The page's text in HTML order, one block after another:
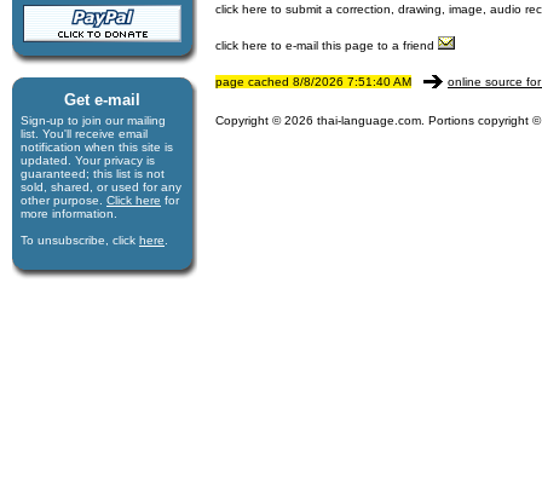
Get e-mail
Sign-up to join our mail­ing
list. You'll receive e­mail
notification when this site is
updated. Your privacy is
guaran­teed; this list is not
sold, shared, or used for any
other purpose. Click here for
more infor­mation.
To unsubscribe, click here
click here to submit a correction, drawing, image, audio
click here to e-mail this page to a friend
page cached 8/8/2026 7:51:40 AM online source
Copyright © 2026 thai-language.com. Portions copyright